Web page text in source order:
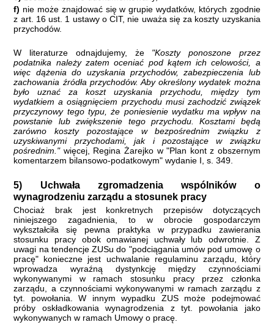
f) nie może znajdować się w grupie wydatków, których zgodnie
z art. 16 ust. 1 ustawy o CIT, nie uważa się za koszty uzyskania
przychodów.
W literaturze odnajdujemy, że "Koszty ponoszone przez
podatnika należy zatem oceniać pod kątem ich celowości, a
więc dążenia do uzyskania przychodów, zabezpieczenia lub
zachowania źródła przychodów. Aby określony wydatek można
było uznać za koszt uzyskania przychodu, między tym
wydatkiem a osiągnięciem przychodu musi zachodzić związek
przyczynowy tego typu, że poniesienie wydatku ma wpływ na
powstanie lub zwiększenie tego przychodu. Kosztami będą
zarówno koszty pozostające w bezpośrednim związku z
uzyskiwanymi przychodami, jak i pozostające w związku
pośrednim."więcej, Regina Żarejko w "Plan kont z obszernym
komentarzem bilansowo-podatkowym" wydanie I, s. 349.
5) Uchwała zgromadzenia wspólników o
wynagrodzeniu zarządu a stosunek pracy
Chociaż brak jest konkretnych przepisów dotyczących
niniejszego zagadnienia, to w obrocie gospodarczym
wykształciła się pewna praktyka w przypadku zawierania
stosunku pracy obok omawianej uchwały lub odwrotnie. Z
uwagi na tendencje ZUSu do "podciągania umów pod umowę o
pracę" konieczne jest uchwalanie regulaminu zarządu, który
wprowadza wyraźną dystynkcję między czynnościami
wykonywanymi w ramach stosunku pracy przez członka
zarządu, a czynnościami wykonywanymi w ramach zarządu z
tyt. powołania. W innym wypadku ZUS może podejmować
próby oskładkowania wynagrodzenia z tyt. powołania jako
wykonywanych w ramach Umowy o pracę.